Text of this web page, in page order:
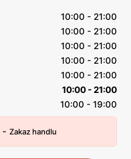
10:00 - 21:00
10:00 - 21:00
10:00 - 21:00
10:00 - 21:00
10:00 - 21:00
10:00 - 21:00
10:00 - 19:00
- Zakaz handlu